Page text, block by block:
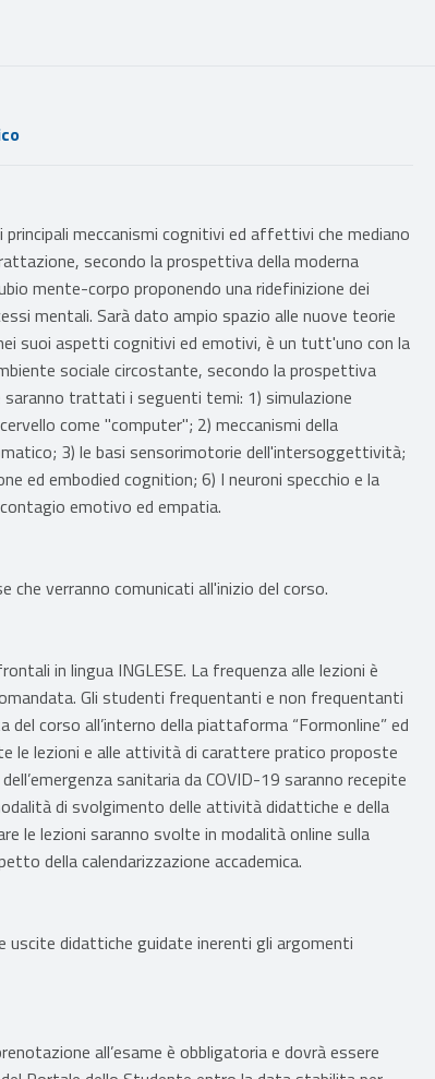
meccanismi cognitivi ed affettivi che mediano
secondo la prospettiva della moderna
mente-corpo proponendo una ridefinizione dei
mentali. Sarà dato ampio spazio alle nuove teorie
suoi aspetti cognitivi ed emotivi, è un tutt'uno con la
sociale circostante, secondo la prospettiva
trattati i seguenti temi: 1) simulazione
come "computer"; 2) meccanismi della
3) le basi sensorimotorie dell'intersoggettività;
ed embodied cognition; 6) I neuroni specchio e la
emotivo ed empatia.
che verranno comunicati all'inizio del corso.
in lingua INGLESE. La frequenza alle lezioni è
Gli studenti frequentanti e non frequentanti
del corso all’interno della piattaforma “Formonline” ed
le lezioni e alle attività di carattere pratico proposte
sanitaria da COVID-19 saranno recepite
di svolgimento delle attività didattiche e della
le lezioni saranno svolte in modalità online sulla
della calendarizzazione accademica.
uscite didattiche guidate inerenti gli argomenti
all’esame è obbligatoria e dovrà essere